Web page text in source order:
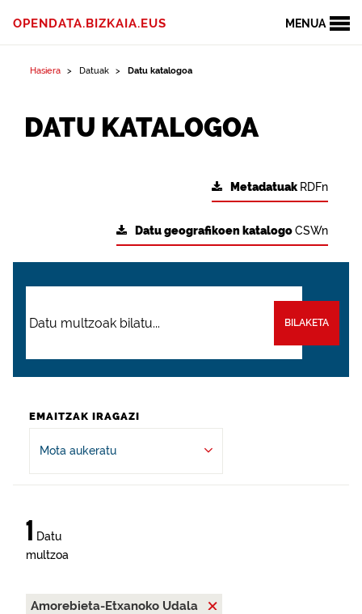
MENUA
OPENDATA.BIZKAIA.EUS
Hasiera Datuak Datu katalogoa
DATU KATALOGOA
Metadatuak RDFn
Datu geografikoen katalogoCSWn
BILAKETA
EMAITZAK IRAGAZI
Mota aukeratu
1 Datu
multzoa
Amorebieta-Etxanoko Udala